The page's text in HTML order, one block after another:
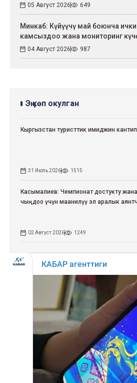
05 Август 2026 649
Минкаб: Күйүүчү май боюнча
камсыздоо жана мониторинг
04 Август 2026 987
Эң көп окулган
Кыргызстан туристтик имиджин кантип
31 Июль 2026 1515
Касымалиев: Чемпионат достукту
чыңдоо үчүн маанилүү эл аралык
02 Август 2026 1249